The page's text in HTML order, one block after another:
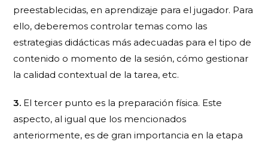
preestablecidas, en aprendizaje para el jugador. Para
ello, deberemos controlar temas como las
estrategias didácticas más adecuadas para el tipo de
contenido o momento de la sesión, cómo gestionar
la calidad contextual de la tarea, etc.
3. El tercer punto es la preparación física. Este
aspecto, al igual que los mencionados
anteriormente, es de gran importancia en la etapa